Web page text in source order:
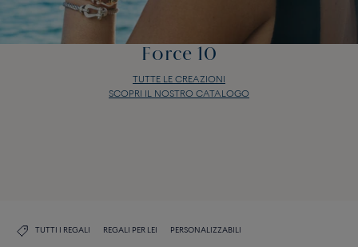
Force 10
TUTTE LE CREAZIONI
SCOPRI IL NOSTRO CATALOGO
TUTTI I REGALI REGALI PER LEI PERSONALIZZABILI